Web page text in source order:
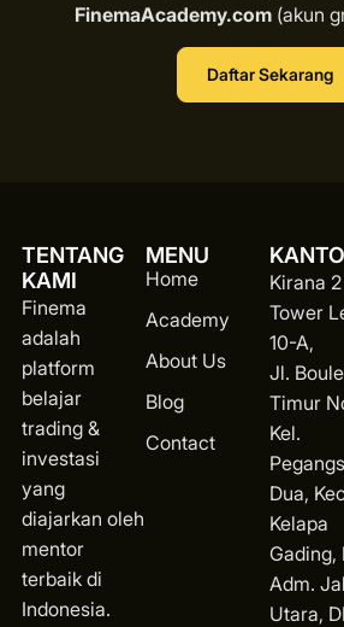
FinemaAcademy.com(akun
Daftar Sekarang
TENTANG
KAMI
Finema
adalah
platform
belajar
trading &
investasi
yang
diajarkan oleh
mentor
terbaik di
Indonesia.
MENU
Home
Academy
About Us
Blog
Contact
Kirana 2
Tower
10-A,
Jl.
Timur
Kel.
Dua,
Kelapa
Gading,
Adm.
Utara,